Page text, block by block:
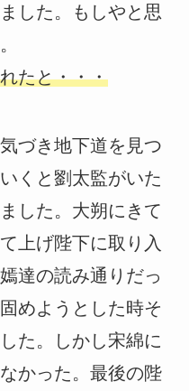
した。もしやと思
たと・・・
づき地下道を見つ
くと劉太監がいた
した。大朔にきて
上げ陛下に取り入
達の読み通りだっ
めようとした時そ
た。しかし宋綿に
かった。最後の陛